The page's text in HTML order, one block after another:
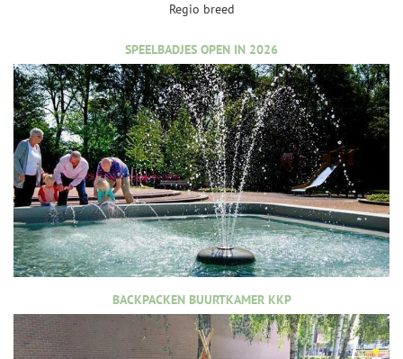
Regio breed
SPEELBADJES OPEN IN 2026
BACKPACKEN BUURTKAMER KKP